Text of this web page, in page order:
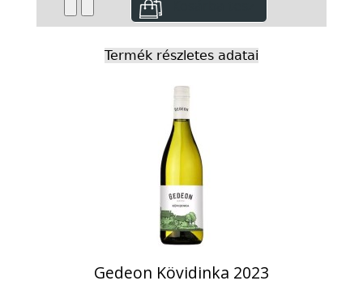
Termék részletes adatai
Gedeon Kövidinka 2023